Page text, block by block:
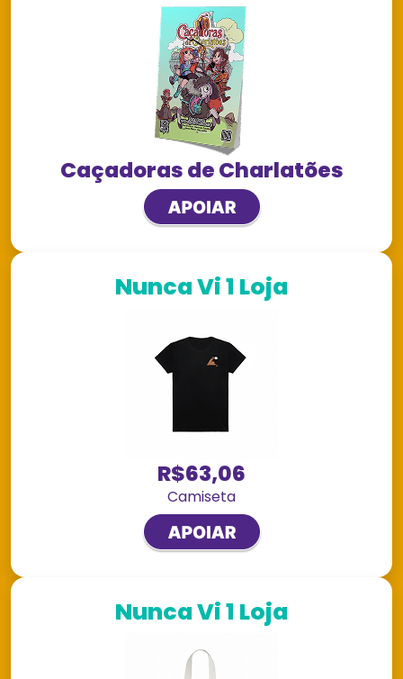
Caçadoras de Charlatões
Nunca Vi 1 Loja
R$63,06
Camiseta
Nunca Vi 1 Loja